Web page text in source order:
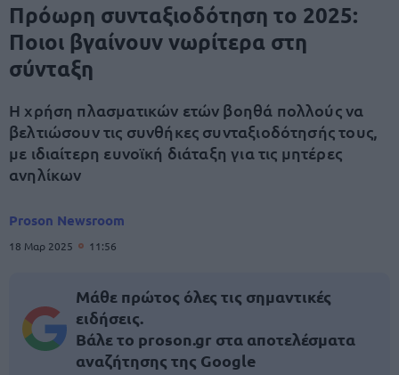
Πρόωρη συνταξιοδότηση το 2025:
Ποιοι βγαίνουν νωρίτερα στη
σύνταξη
Η χρήση πλασματικών ετών βοηθά πολλούς να
βελτιώσουν τις συνθήκες συνταξιοδότησής τους,
με ιδιαίτερη ευνοϊκή διάταξη για τις μητέρες
ανηλίκων
Proson Newsroom
18 Μαρ 2025 11:56
Μάθε πρώτος όλες τις σημαντικές
ειδήσεις.
Βάλε το proson.gr στα αποτελέσματα
αναζήτησης της Google